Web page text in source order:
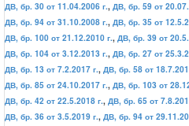
ДВ, бр. 30 от 11.04.2006 г., ДВ, бр. 59 от
ДВ, бр. 94 от 31.10.2008 г., ДВ, бр. 35 от
ДВ, бр. 100 от 21.12.2010 г., ДВ, бр. 39 от
ДВ, бр. 104 от 3.12.2013 г., ДВ, бр. 27 от
ДВ, бр. 13 от 7.2.2017 г., ДВ, бр. 58 от
ДВ, бр. 85 от 24.10.2017 г., ДВ, бр. 103 от
ДВ, бр. 42 от 22.5.2018 г., ДВ, бр. 65 от
ДВ, бр. 36 от 3.5.2019 г., ДВ, бр. 94 от